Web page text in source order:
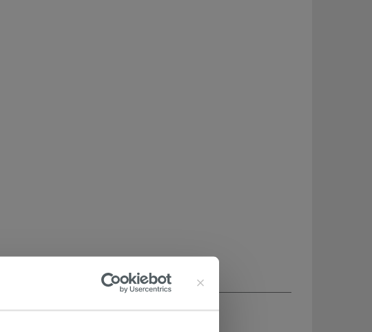
AUCH...